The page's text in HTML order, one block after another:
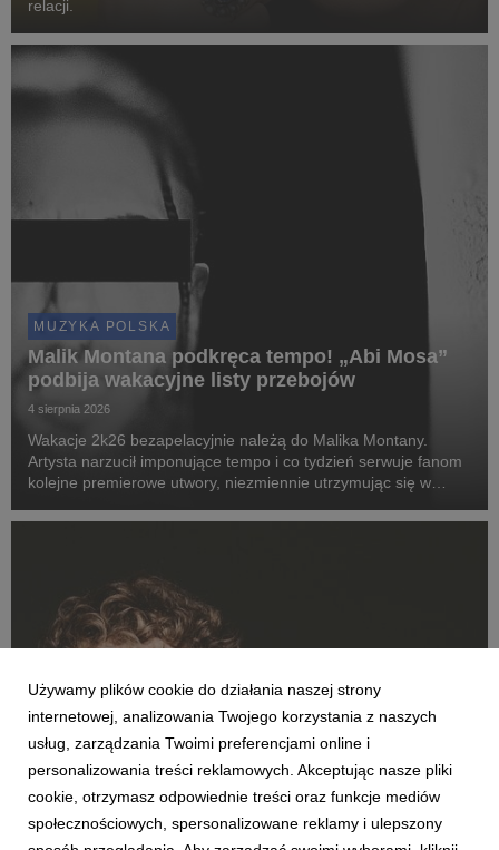
relacji.
MUZYKA POLSKA
Malik Montana podkręca tempo! „Abi Mosa”
podbija wakacyjne listy przebojów
4 sierpnia 2026
Wakacje 2k26 bezapelacyjnie należą do Malika Montany.
Artysta narzucił imponujące tempo i co tydzień serwuje fanom
kolejne premierowe utwory, niezmiennie utrzymując się w
Najnowszy singiel „Abi Mosa” to bezkompromisowy...
MUZYKA POLSKA
Oskar Cyms otwiera nowy rozdział. Singiel
„Bez końca” to zapowiedź jego trzeciego
Używamy plików cookie do działania naszej strony
internetowej, analizowania Twojego korzystania z naszych
usług, zarządzania Twoimi preferencjami online i
personalizowania treści reklamowych. Akceptując nasze pliki
cookie, otrzymasz odpowiednie treści oraz funkcje mediów
społecznościowych, spersonalizowane reklamy i ulepszony